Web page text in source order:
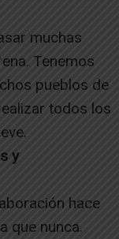
muchas
Tenemos
pueblos de
todos los
y
hace
que nunca.